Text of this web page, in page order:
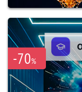
-70%